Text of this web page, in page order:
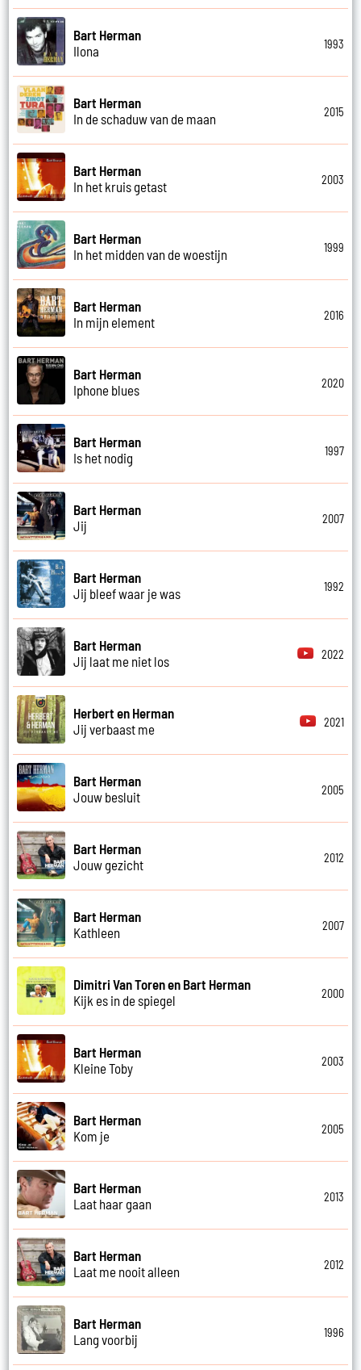
Bart Herman
Ilona
1993
Bart Herman
In de schaduw van de maan
2015
Bart Herman
In het kruis getast
2003
Bart Herman
In het midden van de woestijn
1999
Bart Herman
In mijn element
2016
Bart Herman
Iphone blues
2020
Bart Herman
Is het nodig
1997
Bart Herman
Jij
2007
Bart Herman
Jij bleef waar je was
1992
Bart Herman
Jij laat me niet los
2022
Herbert en Herman
Jij verbaast me
2021
Bart Herman
Jouw besluit
2005
Bart Herman
Jouw gezicht
2012
Bart Herman
Kathleen
2007
Dimitri Van Toren en Bart Herman
Kijk es in de spiegel
2000
Bart Herman
Kleine Toby
2003
Bart Herman
Kom je
2005
Bart Herman
Laat haar gaan
2013
Bart Herman
Laat me nooit alleen
2012
Bart Herman
Lang voorbij
1996